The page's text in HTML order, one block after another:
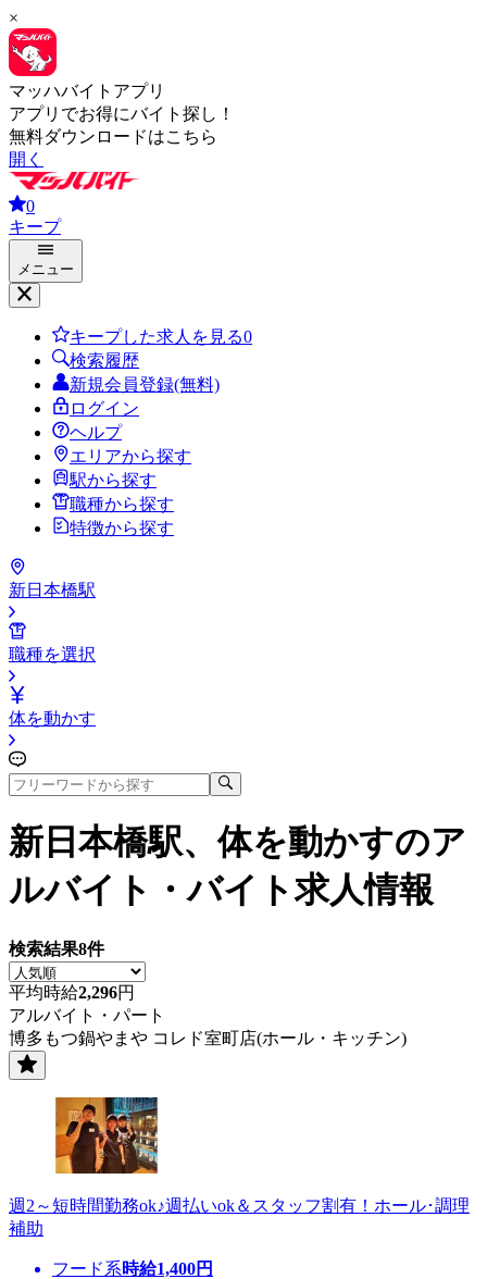
×
マッハバイトアプリ
アプリでお得にバイト探し！
無料ダウンロードはこちら
開く
0
キープ
メニュー
キープした求人を見る0
検索履歴
新規会員登録(無料)
ログイン
ヘルプ
エリアから探す
駅から探す
職種から探す
特徴から探す
新日本橋駅
職種を選択
体を動かす
新日本橋駅、体を動かすのア
ルバイト・バイト求人情報
検索結果8件
平均時給2,296円
アルバイト・パート
博多もつ鍋やまや コレド室町店(ホール・キッチン)
週2～短時間勤務ok♪週払いok＆スタッフ割有！ホール･調理
補助
フード系時給1,400円